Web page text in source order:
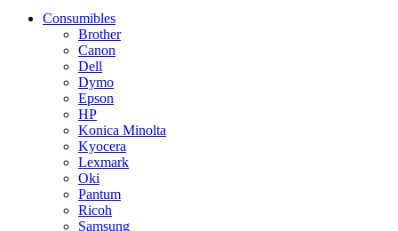
Consumibles
Brother
Canon
Dell
Dymo
Epson
HP
Konica Minolta
Kyocera
Lexmark
Oki
Pantum
Ricoh
Samsung